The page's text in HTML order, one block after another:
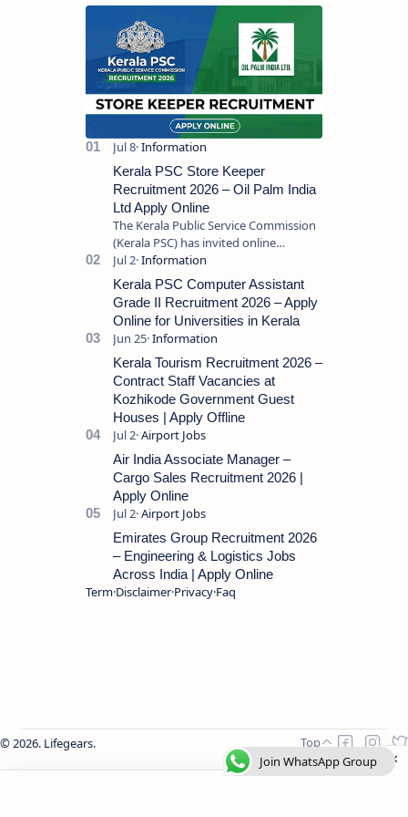
Join WhatsApp Group
Kerala PSC Store Keeper
Recruitment 2026 – Oil Palm India
Ltd Apply Online
The Kerala Public Service Commission
(Kerala PSC) has invited online
applications from eligible candidates
for the post of Store Keeper in Oil Pal…
Kerala PSC Computer Assistant
Grade II Recruitment 2026 – Apply
Online for Universities in Kerala
Kerala Tourism Recruitment 2026 –
Contract Staff Vacancies at
Kozhikode Government Guest
Houses | Apply Offline
Air India Associate Manager –
Cargo Sales Recruitment 2026 |
Apply Online
Emirates Group Recruitment 2026
– Engineering & Logistics Jobs
Across India | Apply Online
Term Disclaimer Privacy Faq
2026. Lifegears.
Join WhatsApp Group